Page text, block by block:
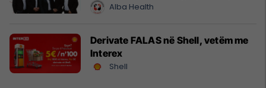
Alba Health
Derivate FALAS në Shell, vetëm me
Interex
Shell